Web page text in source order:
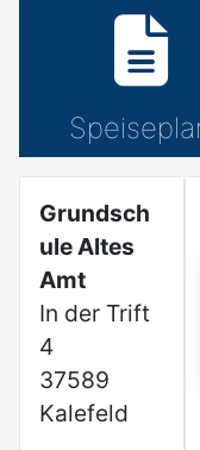
Grundsch
ule Altes
Amt
In der Trift
4
37589
Kalefeld